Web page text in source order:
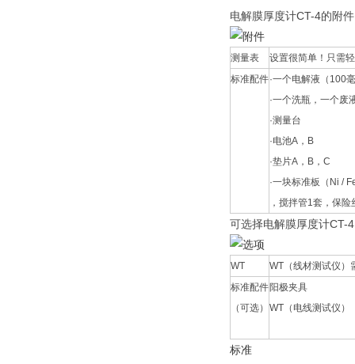
电解膜厚度计CT-4的附件
测量表
设置很简单！只需
标准配件·一个电解液（100
·一个洗瓶，一个废
·测量台
·电池A，B
·垫片A，B，C
·一块标准板（Ni /
，搅拌管1套，保
可选择电解膜厚度计CT-4
WT
WT（线材测试仪）
标准配件
（可选）
阳极夹具
WT（电线测试仪）
标准